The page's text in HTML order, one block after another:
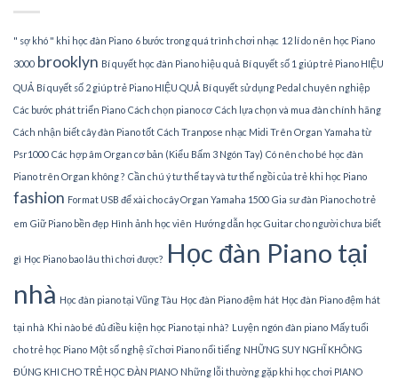
" sợ khó " khi học đàn Piano 6 bước trong quá trình chơi nhạc 12 lí do nên học Piano
3000 brooklyn Bí quyết học đàn Piano hiệu quả Bí quyết số 1 giúp trẻ Piano HIỆU
QUẢ Bí quyết số 2 giúp trẻ Piano HIỆU QUẢ Bí quyết sử dụng Pedal chuyên nghiệp
Các bước phát triển Piano Cách chọn piano cơ Cách lựa chọn và mua đàn chính hãng
Cách nhận biết cây đàn Piano tốt Cách Tranpose nhạc Midi Trên Organ Yamaha từ
Psr1000 Các hợp âm Organ cơ bản (Kiểu Bấm 3 Ngón Tay) Có nên cho bé học đàn
Piano trên Organ không ? Cần chú ý tư thế tay và tư thế ngồi của trẻ khi học Piano
fashion Format USB để xài cho cây Organ Yamaha 1500 Gia sư đàn Piano cho trẻ
em Giữ Piano bền đẹp Hình ảnh học viên Hướng dẫn học Guitar cho người chưa biết
gì Học Piano bao lâu thì chơi được? Học đàn Piano tại
nhà Học đàn piano tại Vũng Tàu Học đàn Piano đệm hát Học đàn Piano đệm hát
tại nhà Khi nào bé đủ điều kiện học Piano tại nhà? Luyện ngón đàn piano Mấy tuổi
cho trẻ học Piano Một số nghệ sĩ chơi Piano nổi tiếng NHỮNG SUY NGHĨ KHÔNG
ĐÚNG KHI CHO TRẺ HỌC ĐÀN PIANO Những lỗi thường gặp khi học chơi PIANO